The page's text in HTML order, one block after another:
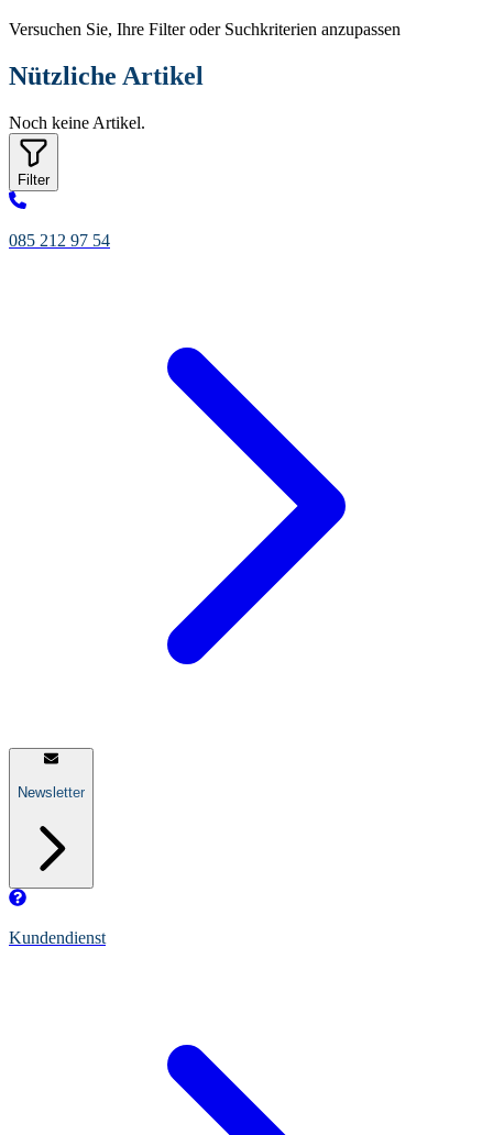
Versuchen Sie, Ihre Filter oder Suchkriterien anzupassen
Nützliche Artikel
Noch keine Artikel.
Filter
085 212 97 54
Newsletter
Kundendienst